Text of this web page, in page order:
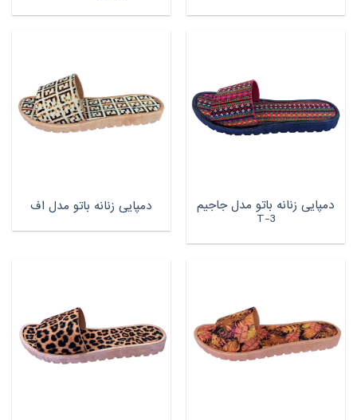
دمپایی زنانه باتو مدل جاجیم
3-T
دمپایی زنانه باتو مدل اف